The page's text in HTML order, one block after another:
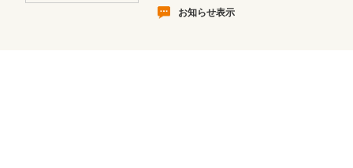
お知らせ表示